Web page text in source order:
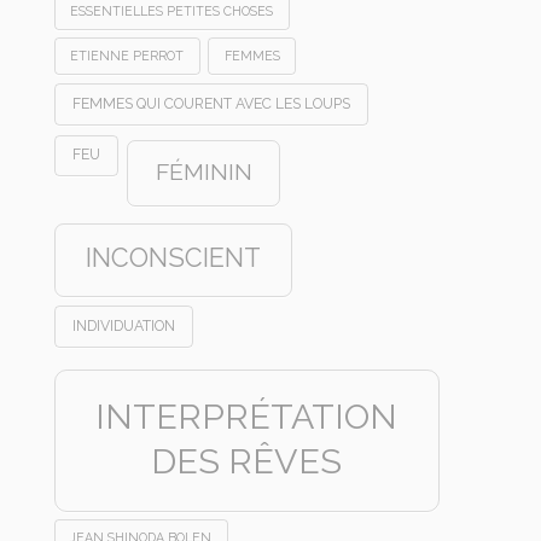
ESSENTIELLES PETITES CHOSES
ETIENNE PERROT FEMMES
FEMMES QUI COURENT AVEC LES LOUPS
FEU
FÉMININ
INCONSCIENT
INDIVIDUATION
INTERPRÉTATION
DES RÊVES
JEAN SHINODA BOLEN